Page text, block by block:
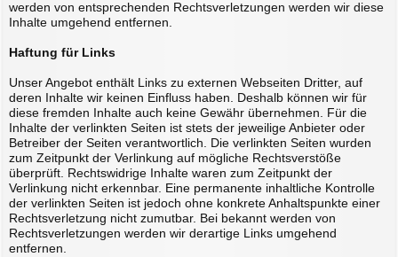
werden von entsprechenden Rechtsverletzungen werden wir diese
Inhalte umgehend entfernen.
Haftung für Links
Unser Angebot enthält Links zu externen Webseiten Dritter, auf
deren Inhalte wir keinen Einfluss haben. Deshalb können wir für
diese fremden Inhalte auch keine Gewähr übernehmen. Für die
Inhalte der verlinkten Seiten ist stets der jeweilige Anbieter oder
Betreiber der Seiten verantwortlich. Die verlinkten Seiten wurden
zum Zeitpunkt der Verlinkung auf mögliche Rechtsverstöße
überprüft. Rechtswidrige Inhalte waren zum Zeitpunkt der
Verlinkung nicht erkennbar. Eine permanente inhaltliche Kontrolle
der verlinkten Seiten ist jedoch ohne konkrete Anhaltspunkte einer
Rechtsverletzung nicht zumutbar. Bei bekannt werden von
Rechtsverletzungen werden wir derartige Links umgehend
entfernen.